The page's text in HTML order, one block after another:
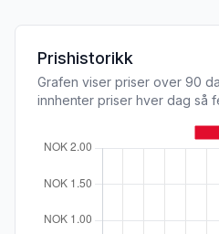
Prishistorikk
Grafen viser priser over 90
innhenter priser hver dag så